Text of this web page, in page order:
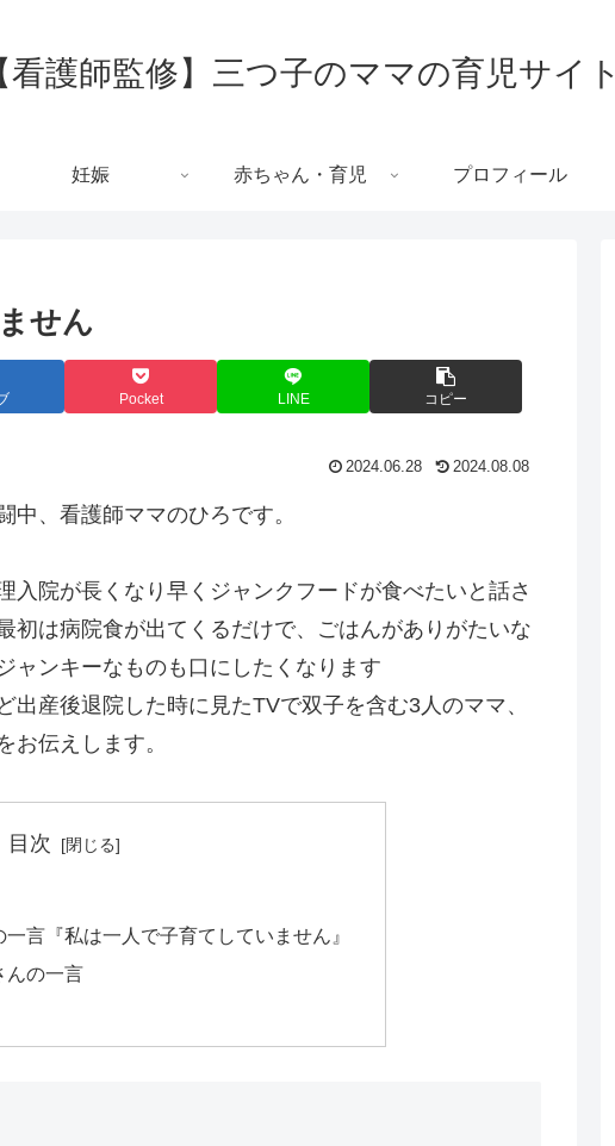
看護師監修】三つ子のママの育児サイト
妊娠 赤ちゃん・育児 プロフィール
せん
Pocket LINE コピー
2024.06.28 2024.08.08
、看護師ママのひろです。
入院が長くなり早くジャンクフードが食べたいと話さ
初は病院食が出てくるだけで、ごはんがありがたいな
ャンキーなものも口にしたくなります
た時に見たTVで双子を含む3人のママ、
お伝えします。
目次
言『私は一人で子育てしていません』
んの一言